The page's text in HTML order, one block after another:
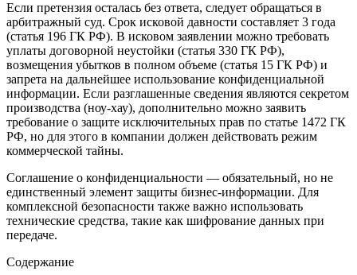
Если претензия осталась без ответа, следует обращаться в
арбитражный суд. Срок исковой давности составляет 3 года
(статья 196 ГК РФ). В исковом заявлении можно требовать
уплаты договорной неустойки (статья 330 ГК РФ),
возмещения убытков в полном объеме (статья 15 ГК РФ) и
запрета на дальнейшее использование конфиденциальной
информации. Если разглашенные сведения являются секретом
производства (ноу-хау), дополнительно можно заявить
требование о защите исключительных прав по статье 1472 ГК
РФ, но для этого в компании должен действовать режим
коммерческой тайны.
Соглашение о конфиденциальности — обязательный, но не
единственный элемент защиты бизнес-информации. Для
комплексной безопасности также важно использовать
технические средства, такие как шифрование данных при
передаче.
Содержание